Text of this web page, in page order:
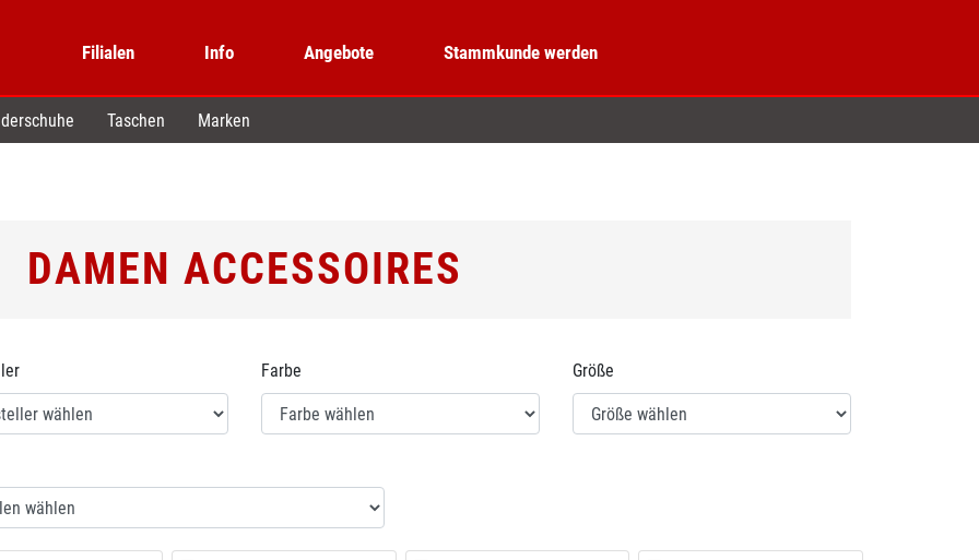
Filialen Info Angebote Stammkunde werden
Taschen Marken
DAMEN ACCESSOIRES
Farbe Größe